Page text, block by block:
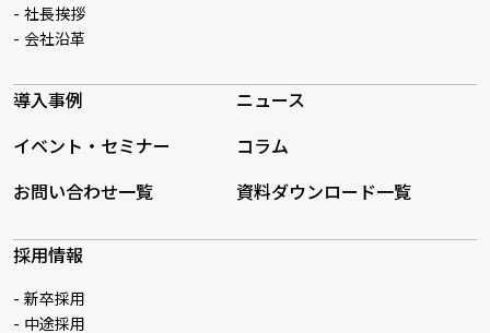
社長挨拶
会社沿革
導入事例
ニュース
イベント・セミナー
コラム
お問い合わせ一覧
資料ダウンロード一覧
採用情報
新卒採用
中途採用